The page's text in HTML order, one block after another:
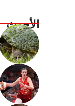
الأحدث